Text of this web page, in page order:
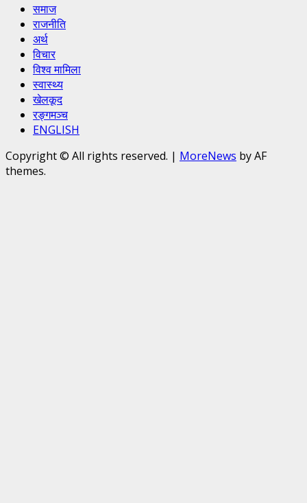
समाज
राजनीति
अर्थ
विचार
विश्व मामिला
स्वास्थ्य
खेलकूद
रङ्गमञ्च
ENGLISH
Copyright © All rights reserved. | MoreNews by AF
themes.